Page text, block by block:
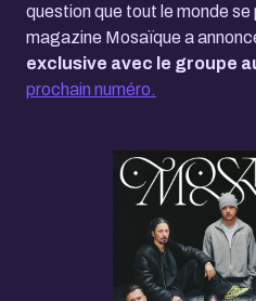
question que tout le monde se
magazine Mosaïque a
exclusive avec le groupe
prochain numéro.